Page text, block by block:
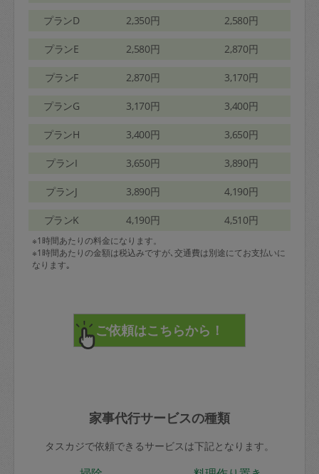
プランD 2,350円 2,580円
プランE 2,580円 2,870円
プランF 2,870円 3,170円
プランG 3,170円 3,400円
プランH 3,400円 3,650円
プランI 3,650円 3,890円
プランJ 3,890円 4,190円
プランK 4,190円 4,510円
※1時間あたりの料金になります。
※1時間あたりの金額は税込みですが､交通費は別途にてお支払いに
なります｡
家事代行サービスの種類
タスカジで依頼できるサービスは下記となります。